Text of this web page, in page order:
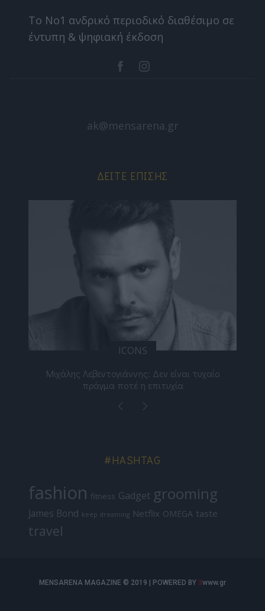
Το Nο1 ανδρικό περιοδικό διαθέσιμο σε
έντυπη & ψηφιακή έκδοση
ak@mensarena.gr
ΔΕΊΤΕ ΕΠΊΣΗΣ
ICONS
Μιχάλης Λεβεντογιάννης: Δεν είναι τυχαίο
πράγμα ποτέ η επιτυχία
#HASHTAG
fashion fitness Gadget grooming
James Bond keep dreaming Netflix OMEGA taste
travel
MENSARENA MAGAZINE © 2019 | POWERED BY 3www.gr